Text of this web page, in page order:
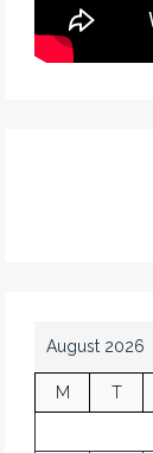
August 2026
M T